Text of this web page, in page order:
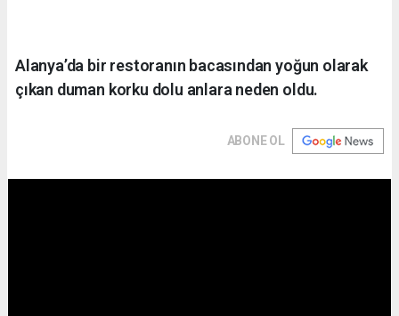
Alanya’da bir restoranın bacasından yoğun olarak
çıkan duman korku dolu anlara neden oldu.
ABONE OL